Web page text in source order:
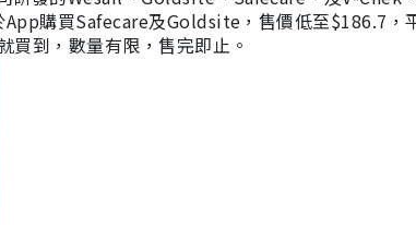
購買Safecare及Goldsite，售價低至$186.7，
到，數量有限，售完即止。